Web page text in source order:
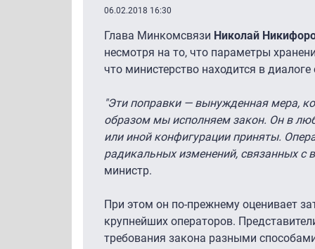
06.02.2018 16:30
Глава Минкомсвязи Николай
несмотря на то, что параметры
что министерство находится в
"Эти поправки — вынужденная мера,
образом мы исполняем закон. Он в
или иной конфигурации приняты.
радикальных изменений, связанных с
министр.
При этом он по-прежнему оценивает
крупнейших операторов.
требования закона разными